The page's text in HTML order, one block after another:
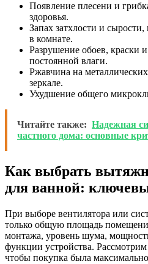
Появление плесени и
здоровья.
Запах затхлости и
в комнате.
Разрушение обоев, краски
постоянной влаги.
Ржавчина на
зеркале.
Ухудшение общего
Читайте также: Надежная
частного дома: основные
Как выбрать
для ванной:
При выборе вентилятора или
только общую площадь
монтажа, уровень шума,
функции устройства.
чтобы покупка была